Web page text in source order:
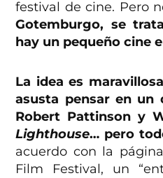
festival de cine. Pero
Gotemburgo, se
hay un pequeño cine
La idea es
asusta pensar en un
Robert Pattinson y
Lighthouse… pero
acuerdo con la
Film Festival, un